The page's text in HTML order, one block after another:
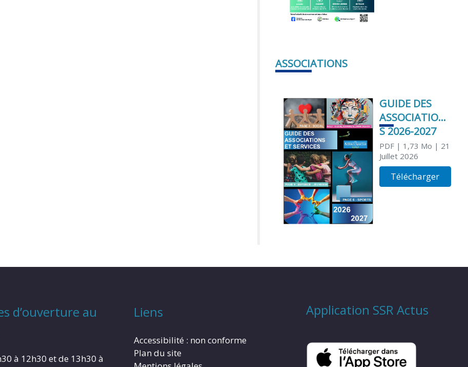
ASSOCIATIONS
GUIDE DES
ASSOCIATION
S 2026-2027
PDF| 1,73 Mo | 21
Juillet 2026
Télécharger
d’ouverture au
à 12h30 et de 13h30 à
Liens
Accessibilité : non conforme
Plan du site
Application SSR Actus